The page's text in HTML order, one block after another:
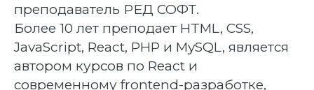
преподаватель РЕД СОФТ.
Более 10 лет преподает HTML, CSS,
JavaScript, React, PHP и MySQL, является
автором курсов по React и
современному frontend-разработке,